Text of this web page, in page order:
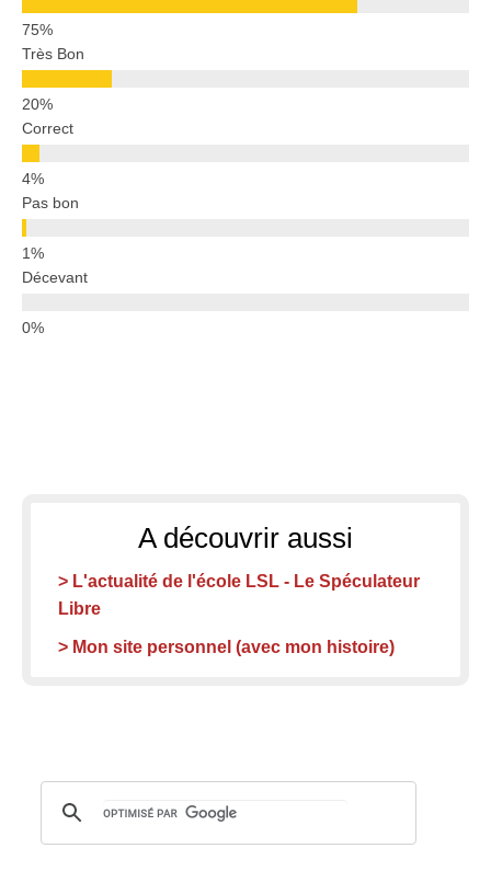
Très Bon
Correct
Pas bon
Décevant
A découvrir aussi
> L'actualité de l'école LSL - Le Spéculateur
Libre
> Mon site personnel (avec mon histoire)